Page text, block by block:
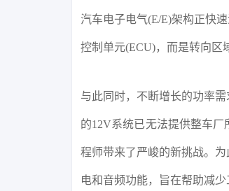
汽车电子电气(E/E)架构正快
控制单元(ECU)，而是转向区
与此同时，不断增长的功率
的12V系统已无法提供整车
程师带来了严峻的新挑战。
电和音频功能，旨在帮助减